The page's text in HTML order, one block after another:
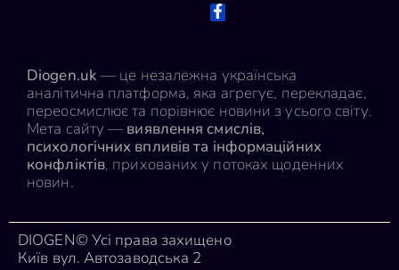
Diogen.uk — це незалежна українська
аналітична платформа, яка агрегує, перекладає,
переосмислює та порівнює новини з усього світу.
Мета сайту — виявлення смислів,
психологічних впливів та інформаційних
конфліктів, прихованих у потоках щоденних
новин.
DIOGEN© Усі права захищено
Київ вул. Автозаводська 2